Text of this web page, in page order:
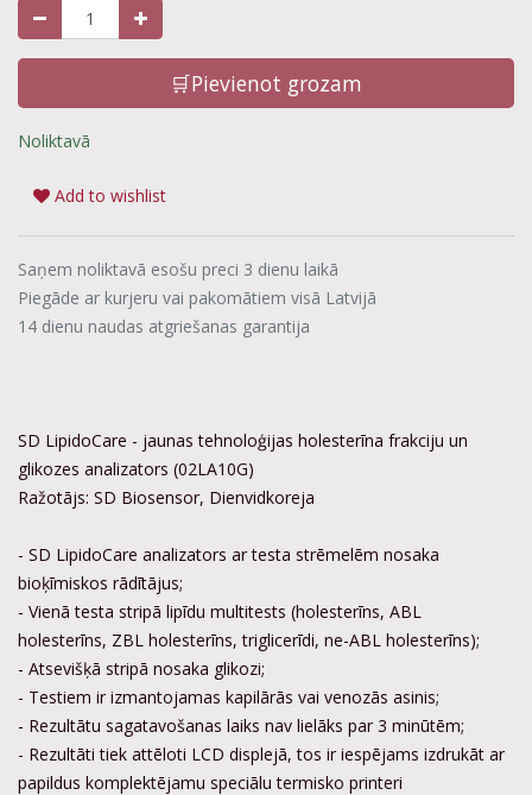
🛒Pievienot grozam
Noliktavā
Add to wishlist
Saņem noliktavā esošu preci 3 dienu laikā
Piegāde ar kurjeru vai pakomātiem visā Latvijā
14 dienu naudas atgriešanas garantija
SD LipidoCare - jaunas tehnoloģijas holesterīna frakciju un
glikozes analizators (02LA10G)
Ražotājs: SD Biosensor, Dienvidkoreja
- SD LipidoCare analizators ar testa strēmelēm nosaka
bioķīmiskos rādītājus;
- Vienā testa stripā lipīdu multitests (holesterīns, ABL
holesterīns, ZBL holesterīns, triglicerīdi, ne-ABL holesterīns);
- Atsevišķā stripā nosaka glikozi;
- Testiem ir izmantojamas kapilārās vai venozās asinis;
- Rezultātu sagatavošanas laiks nav lielāks par 3 minūtēm;
- Rezultāti tiek attēloti LCD displejā, tos ir iespējams izdrukāt ar
papildus komplektējamu speciālu termisko printeri